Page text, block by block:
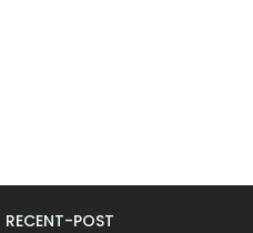
RECENT-POST